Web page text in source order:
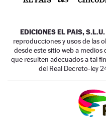
EDICIONES EL PAIS, S.L.U.
reproducciones y usos de las
desde este sitio web a
que resulten adecuados a tal
del Real Decreto-ley